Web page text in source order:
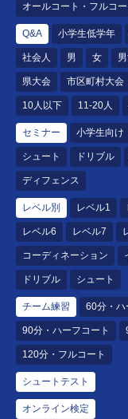
オールコート・フルコー
Q&A 小学生低学年
社会人 男 女
県大会 市区町村大会
10人以下 11-20人
セミナー 小学生向け
シュート ドリブル
ディフェンス
レベル別 レベル1
レベル6 レベル7
コーディネーション
ドリブル シュート
チーム練習 60分・ハ
90分・ハーフコート
120分・フルコート
シュートテスト
オンライン検定